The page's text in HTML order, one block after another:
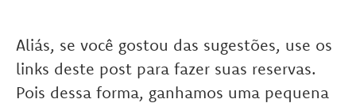
Aliás, se você gostou das sugestões, use os
links deste post para fazer suas reservas.
Pois dessa forma, ganhamos uma pequena